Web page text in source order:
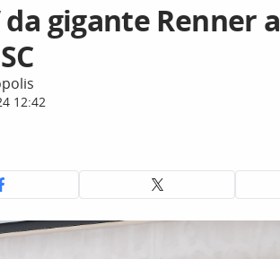
da gigante Renner
12:42